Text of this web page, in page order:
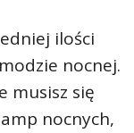
ilości
nocnej.
musisz się
nocnych,